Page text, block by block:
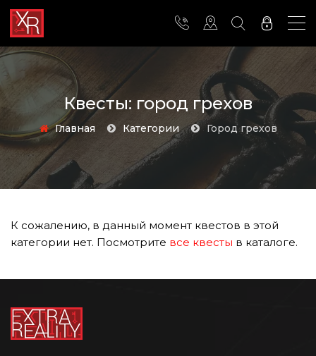
Квесты: город грехов
Главная Категории город грехов
К сожалению, в данный момент квестов в этой
категории нет. Посмотрите все квесты в каталоге.